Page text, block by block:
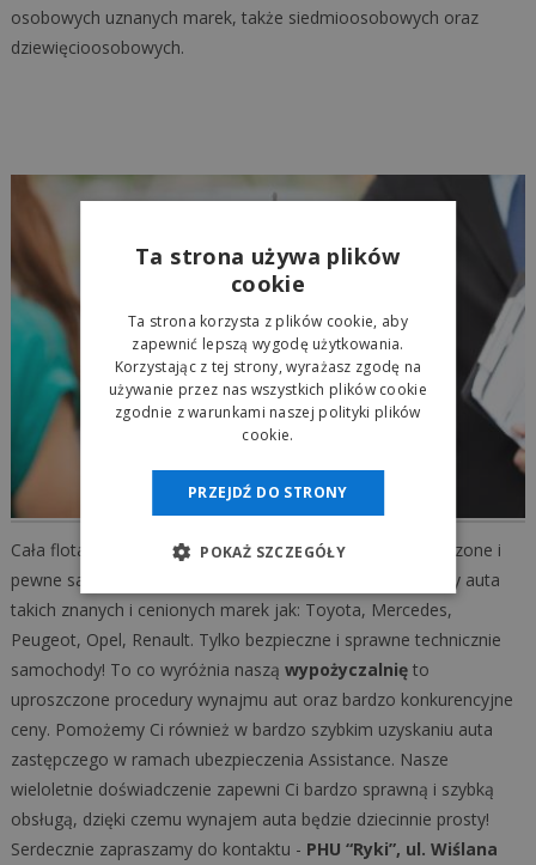
osobowych uznanych marek, także siedmioosobowych oraz
dziewięcioosobowych.
Cała flota aut naszejautowypożyczalnito tylko sprawdzone i
pewne samochody. W naszej ofercie wynajmu posiadamy auta
takich znanych i cenionych marek jak: Toyota, Mercedes,
Peugeot, Opel, Renault. Tylko bezpieczne i sprawne technicznie
samochody! To co wyróżnia naszą wypożyczalnięto
uproszczone procedury wynajmu aut oraz bardzo konkurencyjne
ceny. Pomożemy Ci również w bardzo szybkim uzyskaniu auta
zastępczego w ramach ubezpieczenia Assistance. Nasze
wieloletnie doświadczenie zapewni Ci bardzo sprawną i szybką
obsługą, dzięki czemu wynajem auta będzie dziecinnie prosty!
Serdecznie zapraszamy do kontaktu - PHU “Ryki”, ul. Wiślana
Ta strona używa plików
cookie
Ta strona korzysta z plików cookie, aby
zapewnić lepszą wygodę użytkowania.
Korzystając z tej strony, wyrażasz zgodę na
używanie przez nas wszystkich plików cookie
zgodnie z warunkami naszej polityki plików
cookie.
PRZEJDŹ DO STRONY
POKAŻ SZCZEGÓŁY